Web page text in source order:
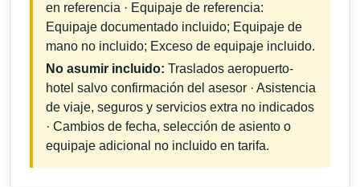
en referencia · Equipaje de referencia:
Equipaje documentado incluido; Equipaje de
mano no incluido; Exceso de equipaje incluido.
No asumir incluido: Traslados aeropuerto-
hotel salvo confirmación del asesor · Asistencia
de viaje, seguros y servicios extra no indicados
· Cambios de fecha, selección de asiento o
equipaje adicional no incluido en tarifa.